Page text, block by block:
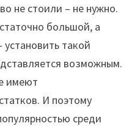
не стоили – не нужно.
большой, а
такой
возможным.
имеют
И поэтому
среди